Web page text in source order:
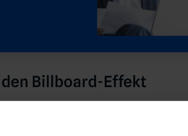
Billboard-Effekt
Marketing-Chance, die jener auf Google